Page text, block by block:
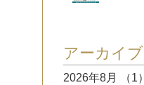
アーカイブ
2026年8月 （1）